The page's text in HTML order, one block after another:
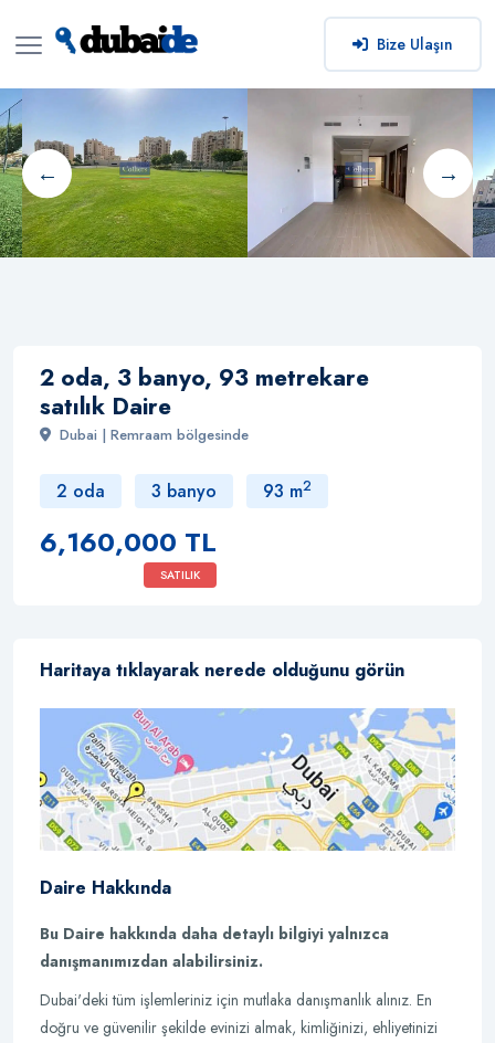
Bize Ulaşın
2 oda, 3 banyo, 93 metrekare
satılık Daire
Dubai | Remraam bölgesinde
2 oda 3 banyo 93 m2
6,160,000 TL
SATILIK
Haritaya tıklayarak nerede olduğunu görün
Daire Hakkında
Bu Daire hakkında daha detaylı bilgiyi yalnızca
danışmanımızdan alabilirsiniz.
Dubai'deki tüm işlemleriniz için mutlaka danışmanlık alınız. En
doğru ve güvenilir şekilde evinizi almak, kimliğinizi, ehliyetinizi